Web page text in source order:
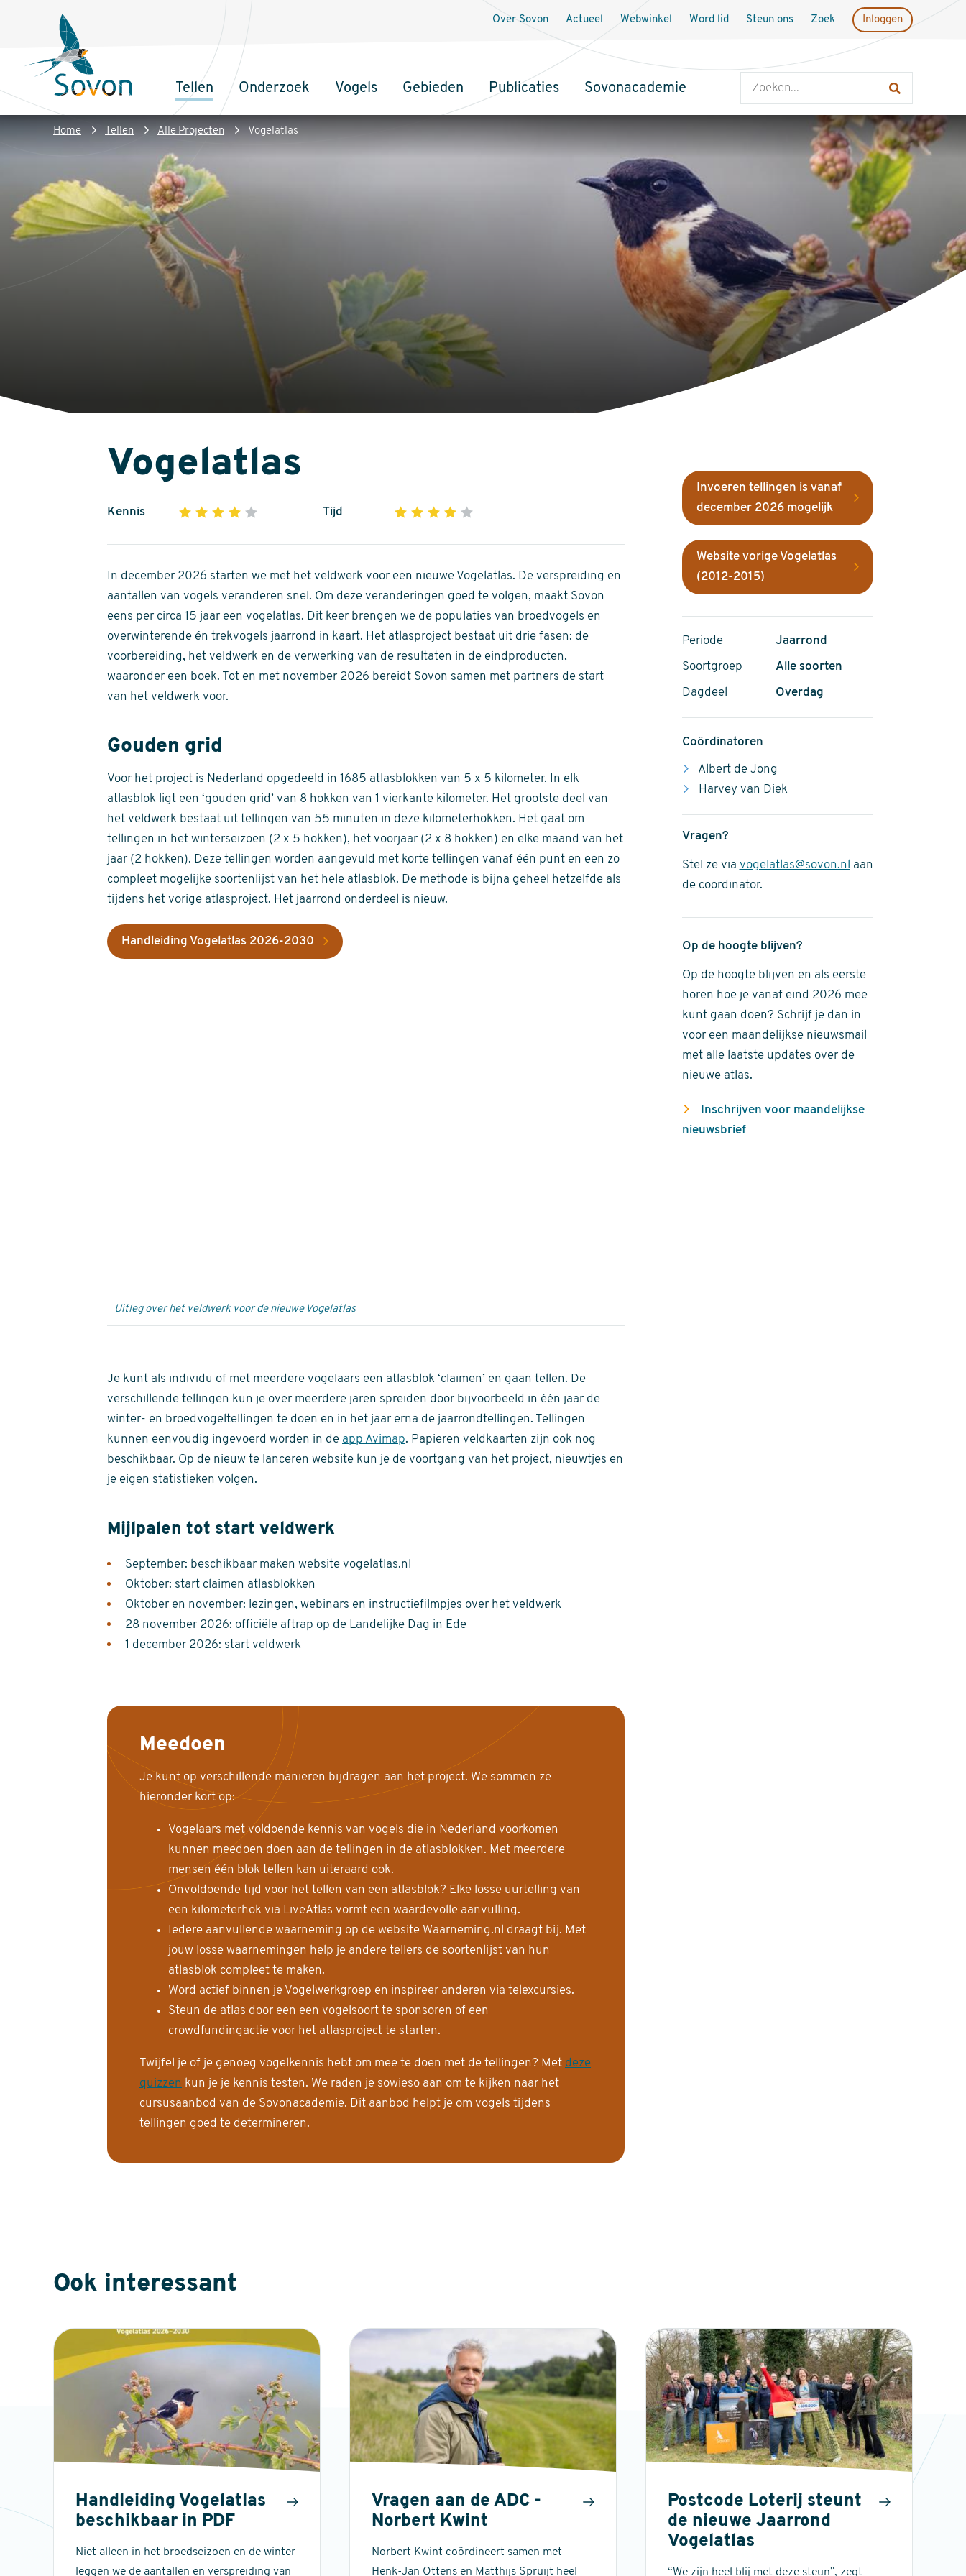
inhoud
Sovon
Homepage
Hoofdnavigatie
Tellen Onderzoek Vogels Gebieden Publicaties Sovonacademie
Over Sovon Actueel Webwinkel Word lid Steun ons Zoek Inloggen
Kruimelpad
Home Tellen Alle Projecten Vogelatlas
Vogelatlas
Kennis 1 2 3 4
of
5
stars
Tijd 1 2 3 4
of
5
stars
In december 2026 starten we met het veldwerk voor een nieuwe Vogelatlas. De verspreiding en
aantallen van vogels veranderen snel. Om deze veranderingen goed te volgen, maakt Sovon
eens per circa 15 jaar een vogelatlas. Dit keer brengen we de populaties van broedvogels en
overwinterende én trekvogels jaarrond in kaart. Het atlasproject bestaat uit drie fasen: de
voorbereiding, het veldwerk en de verwerking van de resultaten in de eindproducten,
waaronder een boek. Tot en met november 2026 bereidt Sovon samen met partners de start
van het veldwerk voor.
Gouden grid
Voor het project is Nederland opgedeeld in 1685 atlasblokken van 5 x 5 kilometer. In elk
atlasblok ligt een ‘gouden grid’ van 8 hokken van 1 vierkante kilometer. Het grootste deel van
het veldwerk bestaat uit tellingen van 55 minuten in deze kilometerhokken. Het gaat om
tellingen in het winterseizoen (2 x 5 hokken), het voorjaar (2 x 8 hokken) en elke maand van het
jaar (2 hokken). Deze tellingen worden aangevuld met korte tellingen vanaf één punt en een zo
compleet mogelijke soortenlijst van het hele atlasblok. De methode is bijna geheel hetzelfde als
tijdens het vorige atlasproject. Het jaarrond onderdeel is nieuw.
Handleiding Vogelatlas 2026-2030
Uitleg over het veldwerk voor de nieuwe Vogelatlas
Je kunt als individu of met meerdere vogelaars een atlasblok ‘claimen’ en gaan tellen. De
verschillende tellingen kun je over meerdere jaren spreiden door bijvoorbeeld in één jaar de
winter- en broedvogeltellingen te doen en in het jaar erna de jaarrondtellingen. Tellingen
kunnen eenvoudig ingevoerd worden in de app Avimap. Papieren veldkaarten zijn ook nog
beschikbaar. Op de nieuw te lanceren website kun je de voortgang van het project, nieuwtjes en
je eigen statistieken volgen.
Mijlpalen tot start veldwerk
September: beschikbaar maken website vogelatlas.nl
Oktober: start claimen atlasblokken
Oktober en november: lezingen, webinars en instructiefilmpjes over het veldwerk
28 november 2026: officiële aftrap op de Landelijke Dag in Ede
1 december 2026: start veldwerk
Meedoen
Je kunt op verschillende manieren bijdragen aan het project. We sommen ze
hieronder kort op:
Vogelaars met voldoende kennis van vogels die in Nederland voorkomen
kunnen meedoen doen aan de tellingen in de atlasblokken. Met meerdere
mensen één blok tellen kan uiteraard ook.
Onvoldoende tijd voor het tellen van een atlasblok? Elke losse uurtelling van
een kilometerhok via LiveAtlas vormt een waardevolle aanvulling.
Iedere aanvullende waarneming op de website Waarneming.nl draagt bij. Met
jouw losse waarnemingen help je andere tellers de soortenlijst van hun
atlasblok compleet te maken.
Word actief binnen je Vogelwerkgroep en inspireer anderen via telexcursies.
Steun de atlas door een een vogelsoort te sponsoren of een
crowdfundingactie voor het atlasproject te starten.
Twijfel je of je genoeg vogelkennis hebt om mee te doen met de tellingen? Met deze
quizzen kun je je kennis testen. We raden je sowieso aan om te kijken naar het
cursusaanbod van de Sovonacademie. Dit aanbod helpt je om vogels tijdens
tellingen goed te determineren.
Invoeren tellingen is vanaf
december 2026 mogelijk
Website vorige Vogelatlas
(2012-2015)
Periode Jaarrond
Soortgroep Alle soorten
Dagdeel Overdag
Coördinatoren
Albert de Jong
Harvey van Diek
Vragen?
Stel ze via vogelatlas@sovon.nl
aan
de coördinator.
Op de hoogte blijven?
Op de hoogte blijven en als eerste
horen hoe je vanaf eind 2026 mee
kunt gaan doen? Schrijf je dan in
voor een maandelijkse nieuwsmail
met alle laatste updates over de
nieuwe atlas.
Inschrijven voor maandelijkse
nieuwsbrief
Ook interessant
Handleiding Vogelatlas
beschikbaar in PDF
Niet alleen in het broedseizoen en de winter
leggen we de aantallen en verspreiding van
Vragen aan de ADC -
Norbert Kwint
Norbert Kwint coördineert samen met
Henk-Jan Ottens en Matthijs Spruijt heel
Postcode Loterij steunt
de nieuwe Jaarrond
Vogelatlas
“We zijn heel blij met deze steun”, zegt